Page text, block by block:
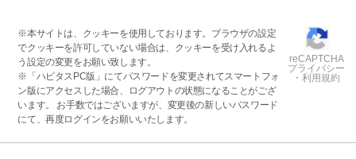
※本サイトは、クッキーを使用しております。ブラウザの設定
でクッキーを許可していない場合は、クッキーを受け入れるよ
う設定の変更をお願い致します。
※「ハピタスPC版」にてパスワードを変更されてスマートフォ
ン版にアクセスした場合、ログアウトの状態になることがござ
います。 お手数ではございますが、変更後の新しいパスワード
にて、再度ログインをお願いいたします。
reCAPTCHA
プライバシー
・利用規約